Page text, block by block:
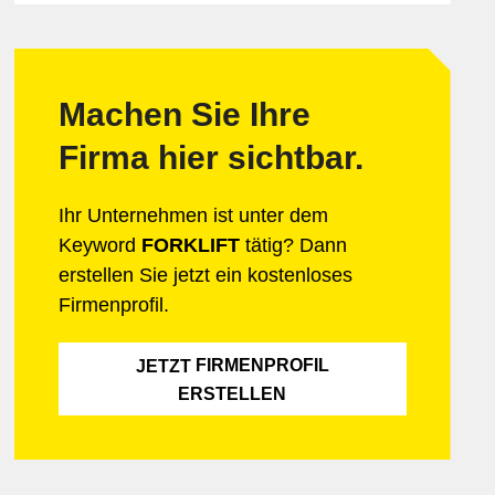
Informatik & Web
Lebensmittel
Möbel & Einrichtung
Mobilität
Schmuck & Uhren
Sicherheit
Unternehmensberatung
Machen Sie Ihre
Firma hier sichtbar.
Ihr Unternehmen ist unter dem
Keyword FORKLIFT tätig? Dann
erstellen Sie jetzt ein kostenloses
Firmenprofil.
JETZT FIRMENPROFIL
ERSTELLEN